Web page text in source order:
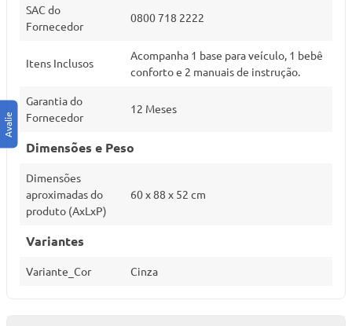
SAC do
Fornecedor
0800 718 2222
Itens Inclusos
Acompanha 1 base para veículo, 1 bebê
conforto e 2 manuais de instrução.
Garantia do
Fornecedor
12 Meses
Dimensões e Peso
Dimensões
aproximadas do
produto (AxLxP)
60 x 88 x 52 cm
Variantes
Variante_Cor Cinza